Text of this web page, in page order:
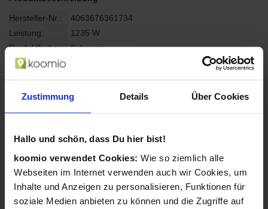
Zustimmung Details Über Cookies
Hallo und schön, dass Du hier bist!
koomio verwendet Cookies: Wie so ziemlich alle
Webseiten im Internet verwenden auch wir Cookies, um
Inhalte und Anzeigen zu personalisieren, Funktionen für
soziale Medien anbieten zu können und die Zugriffe auf
Hersteller-Nr.:
4063676361734
Leistung:
1235 W
Produktfarbe:
Schwarz